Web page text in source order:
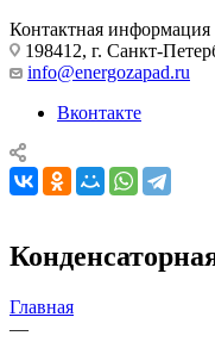
Контактная информация
198412, г. Санкт-
info@energozapad.ru
Вконтакте
Главная
—